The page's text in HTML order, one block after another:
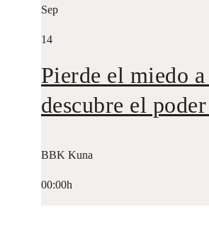
Sep
14
Pierde el miedo
descubre el
BBK Kuna
00:00h